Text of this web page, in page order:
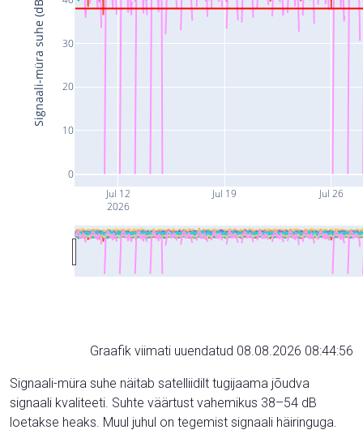
Jul 12
2026
Jul 19 Jul 26
0
10
20
30
Signaali-müra suhe (dB)
Graafik viimati uuendatud 08.08.2026 08:44:56
Signaali-müra suhe näitab satelliidilt tugijaama jõudva
signaali kvaliteeti. Suhte väärtust vahemikus 38–54 dB
loetakse heaks. Muul juhul on tegemist signaali häiringuga.